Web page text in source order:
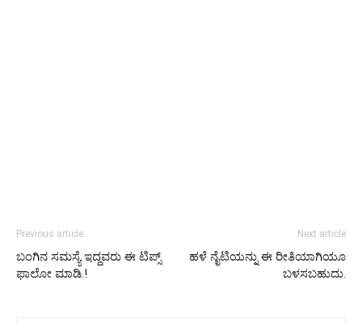
Previous article
ಬಂಗಿನ ಸಮಸ್ಯೆ ಇದ್ದವರು ಈ ಟಿಪ್ಸ್
ಫಾಲೋ ಮಾಡಿ.!
Next article
ಹಳೆ ನೈಟಿಯನ್ನು ಈ ರೀತಿಯಾಗಿಯೂ
ಬಳಸಬಹುದು.